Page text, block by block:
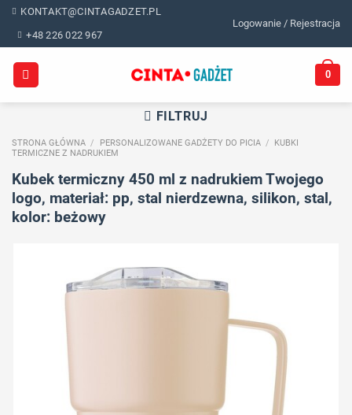
Skip
content
KONTAKT@CINTAGADZET.PL
+48 226 022 967
Logowanie / Rejestracja
0
FILTRUJ
STRONA GŁÓWNA / PERSONALIZOWANE GADŻETY DO PICIA /
KUBKI
TERMICZNE Z NADRUKIEM
Kubek termiczny 450 ml z nadrukiem Twojego
logo, materiał: pp, stal nierdzewna, silikon, stal,
kolor: beżowy